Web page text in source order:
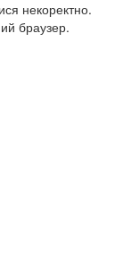
некоректно.
браузер.